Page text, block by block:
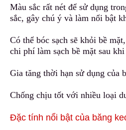
Màu sắc rất nét để sử dụng
sắc, gây chú ý và làm nổi bật
Có thể bóc sạch sẽ khỏi bề
chi phí làm sạch bề mặt sau
Gia tăng thời hạn sử dụng của
Chống chịu tốt với nhiều loại
Đặc tính nổi bật của băng